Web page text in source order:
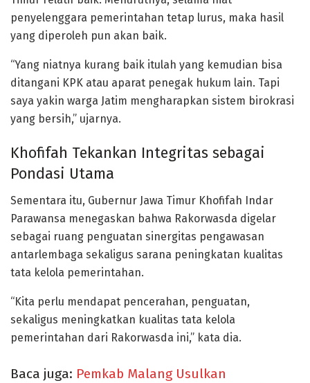
penyelenggara pemerintahan tetap lurus, maka hasil
yang diperoleh pun akan baik.
“Yang niatnya kurang baik itulah yang kemudian bisa
ditangani KPK atau aparat penegak hukum lain. Tapi
saya yakin warga Jatim mengharapkan sistem birokrasi
yang bersih,” ujarnya.
Khofifah Tekankan Integritas sebagai
Pondasi Utama
Sementara itu, Gubernur Jawa Timur Khofifah Indar
Parawansa menegaskan bahwa Rakorwasda digelar
sebagai ruang penguatan sinergitas pengawasan
antarlembaga sekaligus sarana peningkatan kualitas
tata kelola pemerintahan.
“Kita perlu mendapat pencerahan, penguatan,
sekaligus meningkatkan kualitas tata kelola
pemerintahan dari Rakorwasda ini,” kata dia.
Baca juga: Pemkab Malang Usulkan